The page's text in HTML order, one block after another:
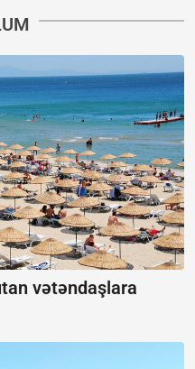
vətəndaşlara